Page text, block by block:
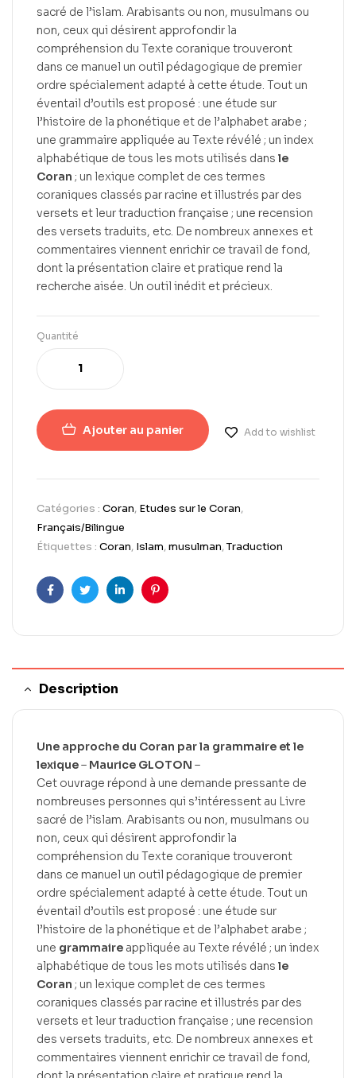
sacré de l’islam. Arabisants ou non, musulmans ou
non, ceux qui désirent approfondir la
compréhension du Texte coranique trouveront
dans ce manuel un outil pédagogique de premier
ordre spécialement adapté à cette étude. Tout un
éventail d’outils est proposé : une étude sur
l’histoire de la phonétique et de l’alphabet arabe ;
une grammaire appliquée au Texte révélé ; un index
alphabétique de tous les mots utilisés dans le
Coran ; un lexique complet de ces termes
coraniques classés par racine et illustrés par des
versets et leur traduction française ; une recension
des versets traduits, etc. De nombreux annexes et
commentaires viennent enrichir ce travail de fond,
dont la présentation claire et pratique rend la
recherche aisée. Un outil inédit et précieux.
Quantité
Ajouter au panier Add to wishlist
Catégories : Coran, Etudes sur le Coran,
Français/Bilingue
Étiquettes : Coran, Islam,musulman,Traduction
FacebookTwitterLinkedInPinterest
Description
Une approche du Coran par la grammaire et le
lexique– Maurice GLOTON –
Cet ouvrage répond à une demande pressante de
nombreuses personnes qui s’intéressent au Livre
sacré de l’islam. Arabisants ou non, musulmans ou
non, ceux qui désirent approfondir la
compréhension du Texte coranique trouveront
dans ce manuel un outil pédagogique de premier
ordre spécialement adapté à cette étude. Tout un
éventail d’outils est proposé : une étude sur
l’histoire de la phonétique et de l’alphabet arabe ;
une grammaire appliquée au Texte révélé ; un index
alphabétique de tous les mots utilisés dans le
Coran ; un lexique complet de ces termes
coraniques classés par racine et illustrés par des
versets et leur traduction française ; une recension
des versets traduits, etc. De nombreux annexes et
commentaires viennent enrichir ce travail de fond,